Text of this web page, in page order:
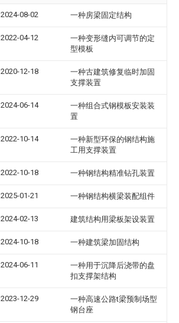
2024-08-02 一种房梁固定结构
2022-04-12
一种变形缝内可调节的定
型模板
2020-12-18
一种古建筑修复临时加固
支撑装置
2024-06-14
一种组合式钢模板安装装
置
2022-10-14
一种新型环保的钢结构施
工用支撑装置
2022-10-18 一种钢结构精准钻孔装置
2025-01-21 一种钢结构横梁装配组件
2024-02-13 建筑结构用梁板架设装置
2024-10-18 一种建筑梁加固结构
2024-06-11
一种用于沉降后浇带的盘
扣支撑架结构
2023-12-29
一种高速公路t梁预制场型
钢台座